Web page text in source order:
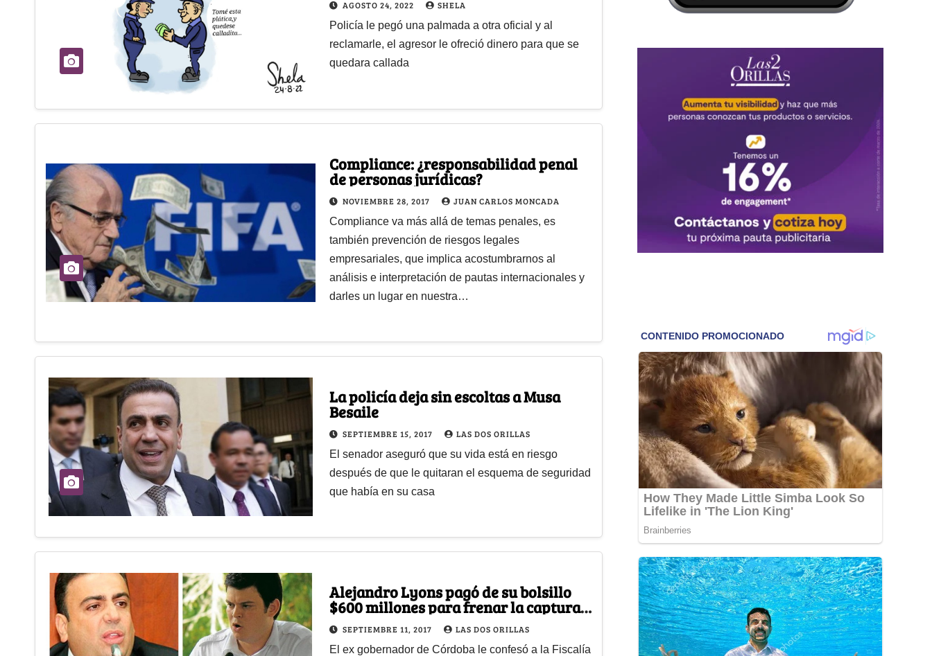
AGOSTO 24, 2022 SHELA
Policía le pegó una palmada a otra oficial y al
reclamarle, el agresor le ofreció dinero para que se
quedara callada
Compliance: ¿responsabilidad penal
de personas jurídicas?
NOVIEMBRE 28, 2017 JUAN CARLOS MONCADA
Compliance va más allá de temas penales, es
también prevención de riesgos legales
empresariales, que implica acostumbrarnos al
análisis e interpretación de pautas internacionales y
darles un lugar en nuestra…
La policía deja sin escoltas a Musa
Besaile
SEPTIEMBRE 15, 2017 LAS DOS ORILLAS
El senador aseguró que su vida está en riesgo
después de que le quitaran el esquema de seguridad
que había en su casa
Alejandro Lyons pagó de su bolsillo
$600 millones para frenar la captura
de Musa Besaile
SEPTIEMBRE 11, 2017 LAS DOS ORILLAS
El ex gobernador de Córdoba le confesó a la Fiscalía